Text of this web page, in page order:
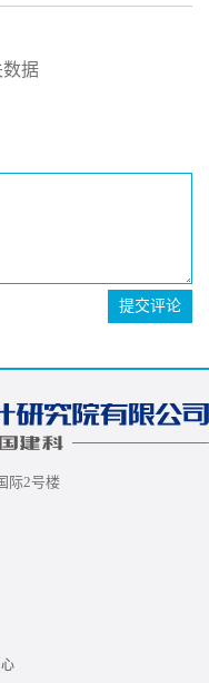
据
提交评论
际2号楼